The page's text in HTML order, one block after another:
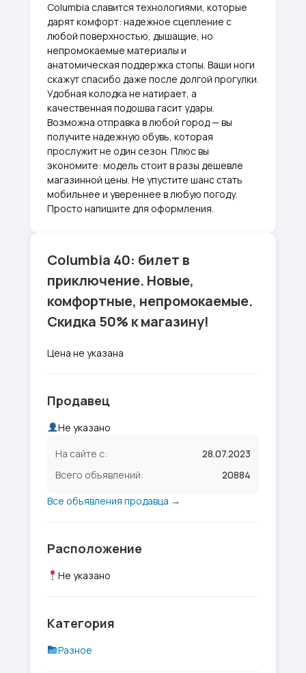
Columbia славится технологиями, которые
дарят комфорт: надежное сцепление с
любой поверхностью, дышащие, но
непромокаемые материалы и
анатомическая поддержка стопы. Ваши ноги
скажут спасибо даже после долгой прогулки.
Удобная колодка не натирает, а
качественная подошва гасит удары.
Возможна отправка в любой город — вы
получите надежную обувь, которая
прослужит не один сезон. Плюс вы
экономите: модель стоит в разы дешевле
магазинной цены. Не упустите шанс стать
мобильнее и увереннее в любую погоду.
Просто напишите для оформления.
Columbia 40: билет в
приключение. Новые,
комфортные, непромокаемые.
Скидка 50% к магазину!
Цена не указана
Продавец
Не указано
На сайте с:
28.07.2023
Всего объявлений:
20884
Все объявления продавца →
Расположение
Не указано
Категория
Разное